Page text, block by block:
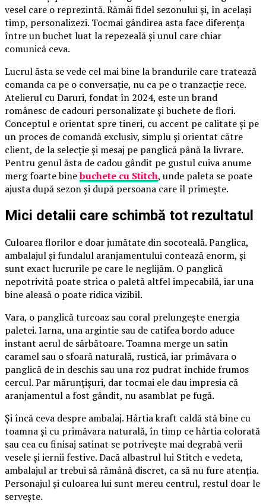
vesel care o reprezintă. Rămâi fidel sezonului și, în același
timp, personalizezi. Tocmai gândirea asta face diferența
între un buchet luat la repezeală și unul care chiar
comunică ceva.
Lucrul ăsta se vede cel mai bine la brandurile care tratează
comanda ca pe o conversație, nu ca pe o tranzacție rece.
Atelierul cu Daruri, fondat în 2024, este un brand
românesc de cadouri personalizate și buchete de flori.
Conceptul e orientat spre tineri, cu accent pe calitate și pe
un proces de comandă exclusiv, simplu și orientat către
client, de la selecție și mesaj pe panglică până la livrare.
Pentru genul ăsta de cadou gândit pe gustul cuiva anume
merg foarte binebuchete cu Stitch, unde paleta se poate
ajusta după sezon și după persoana care îl primește.
Mici detalii care schimbă tot rezultatul
Culoarea florilor e doar jumătate din socoteală. Panglica,
ambalajul și fundalul aranjamentului contează enorm, și
sunt exact lucrurile pe care le neglijăm. O panglică
nepotrivită poate strica o paletă altfel impecabilă, iar una
bine aleasă o poate ridica vizibil.
Vara, o panglică turcoaz sau coral prelungește energia
paletei. Iarna, una argintie sau de catifea bordo aduce
instant aerul de sărbătoare. Toamna merge un satin
caramel sau o sfoară naturală, rustică, iar primăvara o
panglică de in deschis sau una roz pudrat închide frumos
cercul. Par mărunțișuri, dar tocmai ele dau impresia că
aranjamentul a fost gândit, nu asamblat pe fugă.
Și încă ceva despre ambalaj. Hârtia kraft caldă stă bine cu
toamna și cu primăvara naturală, în timp ce hârtia colorată
sau cea cu finisaj satinat se potrivește mai degrabă verii
vesele și iernii festive. Dacă albastrul lui Stitch e vedeta,
ambalajul ar trebui să rămână discret, ca să nu fure atenția.
Personajul și culoarea lui sunt mereu centrul, restul doar le
servește.